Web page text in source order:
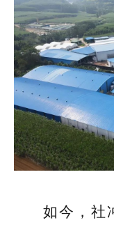
如今，社